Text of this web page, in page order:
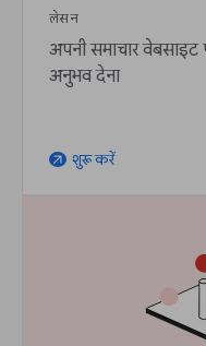
लेसन
अपनी समाचार वेबसाइट
अनुभव देना
arrow_outward शुरू करें